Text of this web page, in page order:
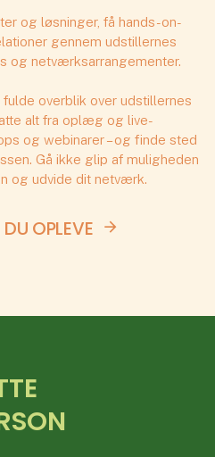
og løsninger, få hands-on-
gennem udstillernes
og netværksarrangementer.
overblik over udstillernes
alt fra oplæg og live-
og webinarer – og finde sted
Gå ikke glip af muligheden
og udvide dit netværk.
OPLEVE